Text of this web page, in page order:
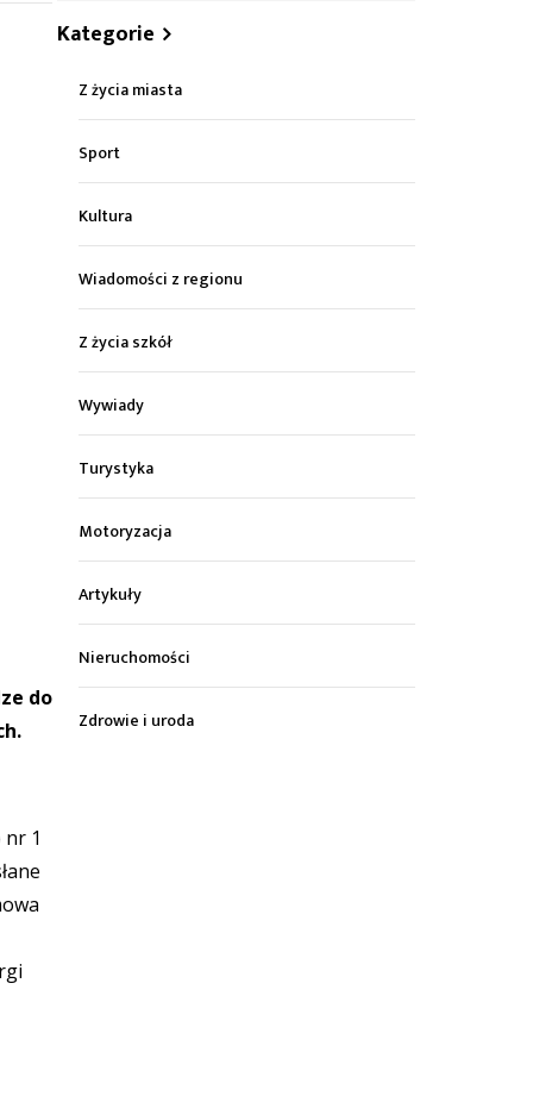
do
1
Kategorie
Z życia miasta
Sport
Kultura
Wiadomości z regionu
Z życia szkół
Wywiady
Turystyka
Motoryzacja
Artykuły
Nieruchomości
Zdrowie i uroda